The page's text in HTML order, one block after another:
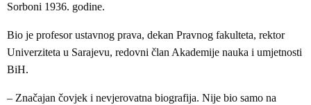
Sorboni 1936. godine.
Bio je profesor ustavnog prava, dekan Pravnog fakulteta, rektor
Univerziteta u Sarajevu, redovni član Akademije nauka i umjetnosti
BiH.
– Značajan čovjek i nevjerovatna biografija. Nije bio samo na